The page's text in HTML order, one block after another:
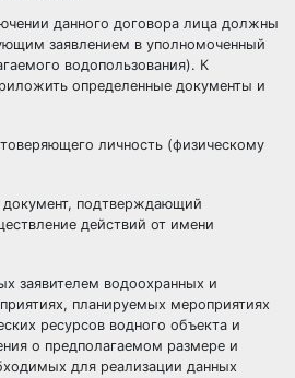
данного договора лица должны
заявлением в уполномоченный
водопользования). К
определенные документы и
личность (физическому
подтверждающий
действий от имени
заявителем водоохранных и
планируемых мероприятиях
ресурсов водного объекта и
о предполагаемом размере и
для реализации данных